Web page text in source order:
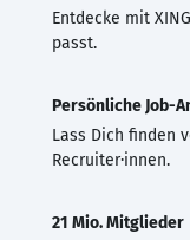
Entdecke mit
passt.
Persönliche Job-
Lass Dich finden
Recruiter·innen.
21 Mio. Mitglieder